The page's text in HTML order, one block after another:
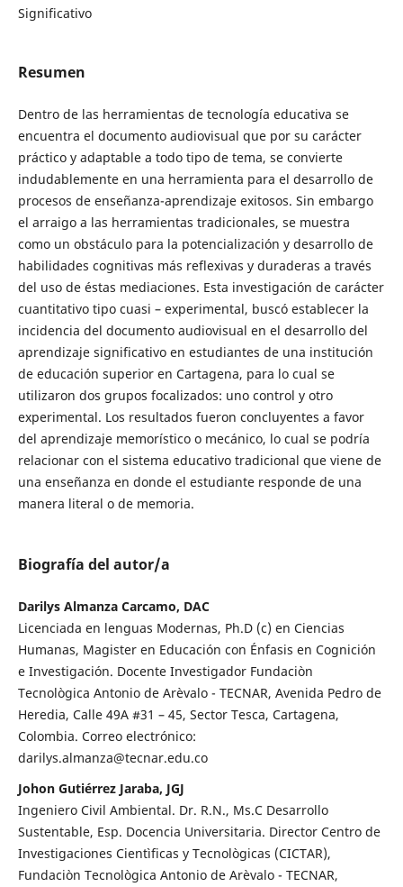
Significativo
Resumen
Dentro de las herramientas de tecnología educativa se
encuentra el documento audiovisual que por su carácter
práctico y adaptable a todo tipo de tema, se convierte
indudablemente en una herramienta para el desarrollo de
procesos de enseñanza-aprendizaje exitosos. Sin embargo
el arraigo a las herramientas tradicionales, se muestra
como un obstáculo para la potencialización y desarrollo de
habilidades cognitivas más reflexivas y duraderas a través
del uso de éstas mediaciones. Esta investigación de carácter
cuantitativo tipo cuasi – experimental, buscó establecer la
incidencia del documento audiovisual en el desarrollo del
aprendizaje significativo en estudiantes de una institución
de educación superior en Cartagena, para lo cual se
utilizaron dos grupos focalizados: uno control y otro
experimental. Los resultados fueron concluyentes a favor
del aprendizaje memorístico o mecánico, lo cual se podría
relacionar con el sistema educativo tradicional que viene de
una enseñanza en donde el estudiante responde de una
manera literal o de memoria.
Biografía del autor/a
Darilys Almanza Carcamo, DAC
Licenciada en lenguas Modernas, Ph.D (c) en Ciencias
Humanas, Magister en Educación con Énfasis en Cognición
e Investigación. Docente Investigador Fundaciòn
Tecnològica Antonio de Arèvalo - TECNAR, Avenida Pedro de
Heredia, Calle 49A #31 – 45, Sector Tesca, Cartagena,
Colombia. Correo electrónico:
darilys.almanza@tecnar.edu.co
Johon Gutiérrez Jaraba, JGJ
Ingeniero Civil Ambiental. Dr. R.N., Ms.C Desarrollo
Sustentable, Esp. Docencia Universitaria. Director Centro de
Investigaciones Cientìficas y Tecnològicas (CICTAR),
Fundaciòn Tecnològica Antonio de Arèvalo - TECNAR,